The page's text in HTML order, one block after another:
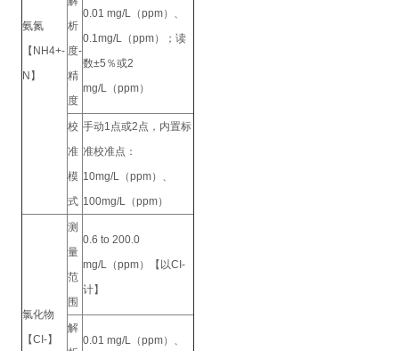
氨氮
【NH4+-
N】
析
度-
精
度
0.01 mg/L（ppm）、
0.1mg/L（ppm）；读
数±5％或2
mg/L（ppm）
校
准
模
式
手动1点或2点，内置标
准校准点：
10mg/L（ppm）、
100mg/L（ppm）
氯化物
【CI-】
测
量
范
围
0.6 to 200.0
mg/L（ppm）【以CI-
计】
解
0.01 mg/L（ppm）、